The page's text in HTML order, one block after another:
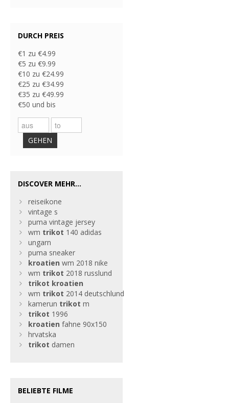
DURCH PREIS
€1 zu €4.99
€5 zu €9.99
€10 zu €24.99
€25 zu €34.99
€35 zu €49.99
€50 und bis
GEHEN
DISCOVER MEHR...
reiseikone
vintage s
puma vintage jersey
wm trikot 140 adidas
ungarn
puma sneaker
kroatien wm 2018 nike
wm trikot 2018 russlund
trikot kroatien
wm trikot 2014 deutschlund
kamerun trikot m
trikot 1996
kroatien fahne 90x150
hrvatska
trikot damen
BELIEBTE FILME